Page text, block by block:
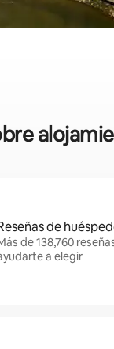
de
de 138,760
a elegir